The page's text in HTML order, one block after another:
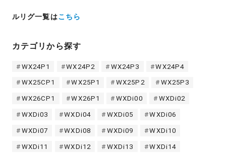
ルリグ一覧はこちら
カテゴリから探す
WX24P1 WX24P2 WX24P3 WX24P4
WX25CP1 WX25P1 WX25P2 WX25P3
WX26CP1 WX26P1 WXDi00 WXDi02
WXDi03 WXDi04 WXDi05 WXDi06
WXDi07 WXDi08 WXDi09 WXDi10
WXDi11 WXDi12 WXDi13 WXDi14